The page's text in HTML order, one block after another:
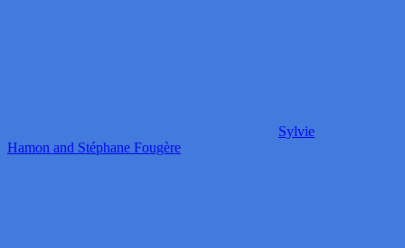
Sylvie
Hamon and Stéphane Fougère